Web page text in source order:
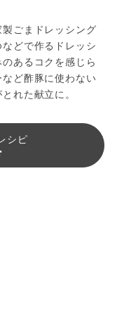
ごまドレッシング
どで作るドレッシ
あるコクを感じら
ど酢豚に使わない
れた献立に。
シピ